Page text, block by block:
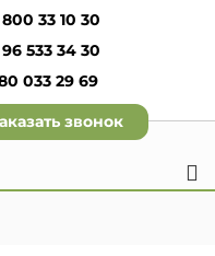
33 10 30
533 34 30
033 29 69
звонок